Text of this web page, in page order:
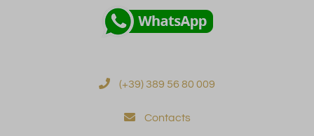
(+39) 389 56 80 009
Contacts